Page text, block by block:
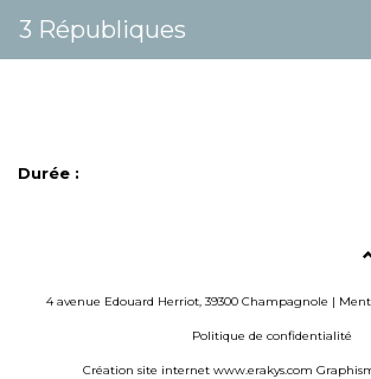
3 Républiques
Durée :
4 avenue Edouard Herriot, 39300 Champagnole |
Politique de confidentialité
Création site internet www.erakys.com